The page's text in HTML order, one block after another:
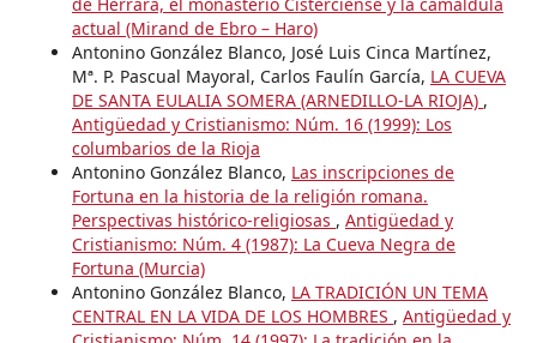
actual (Mirand de Ebro – Haro)
Antonino González Blanco, José Luis Cinca Martínez,
Mª. P. Pascual Mayoral, Carlos Faulín García, LA CUEVA
DE SANTA EULALIA SOMERA (ARNEDILLO-LA RIOJA) ,
Antigüedad y Cristianismo: Núm. 16 (1999): Los
columbarios de la Rioja
Antonino González Blanco, Las inscripciones de
Fortuna en la historia de la religión romana.
Perspectivas histórico-religiosas , Antigüedad y
Cristianismo: Núm. 4 (1987): La Cueva Negra de
Fortuna (Murcia)
Antonino González Blanco, LA TRADICIÓN UN TEMA
CENTRAL EN LA VIDA DE LOS HOMBRES , Antigüedad y